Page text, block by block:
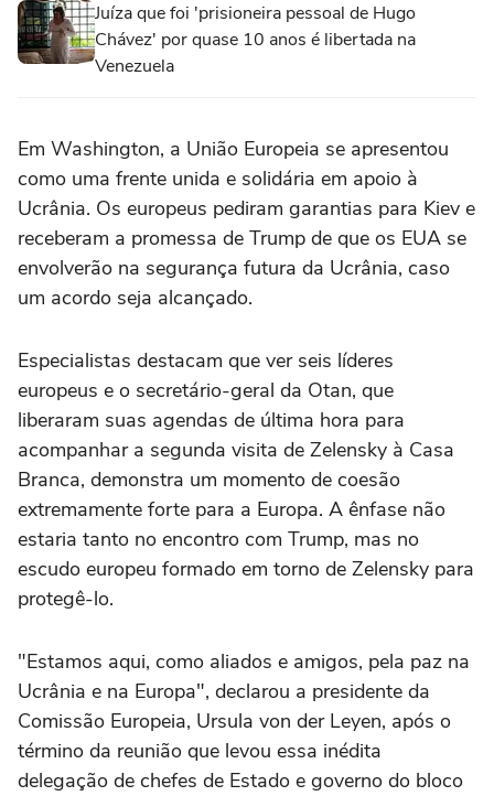
Juíza que foi 'prisioneira pessoal de Hugo
Chávez' por quase 10 anos é libertada na
Venezuela
Em Washington, a União Europeia se apresentou
como uma frente unida e solidária em apoio à
Ucrânia. Os europeus pediram garantias para Kiev e
receberam a promessa de Trump de que os EUA se
envolverão na segurança futura da Ucrânia, caso
um acordo seja alcançado.
Especialistas destacam que ver seis líderes
europeus e o secretário-geral da Otan, que
liberaram suas agendas de última hora para
acompanhar a segunda visita de Zelensky à Casa
Branca, demonstra um momento de coesão
extremamente forte para a Europa. A ênfase não
estaria tanto no encontro com Trump, mas no
escudo europeu formado em torno de Zelensky para
protegê-lo.
"Estamos aqui, como aliados e amigos, pela paz na
Ucrânia e na Europa", declarou a presidente da
Comissão Europeia, Ursula von der Leyen, após o
término da reunião que levou essa inédita
delegação de chefes de Estado e governo do bloco